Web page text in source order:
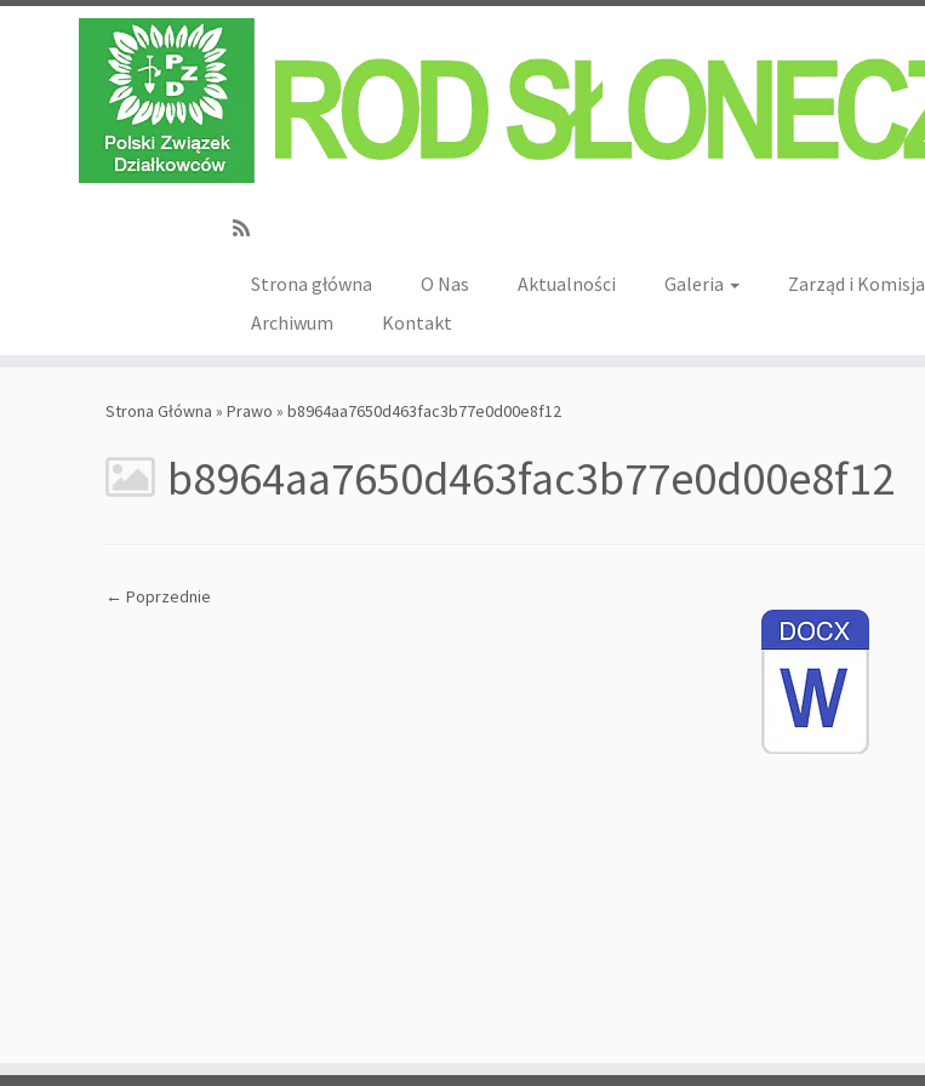
Strona główna O Nas Aktualności Galeria Zarząd i Komisja
Archiwum
Kontakt
Strona Główna » Prawo » b8964aa7650d463fac3b77e0d00e8f12
b8964aa7650d463fac3b77e0d00e8f12
← Poprzednie